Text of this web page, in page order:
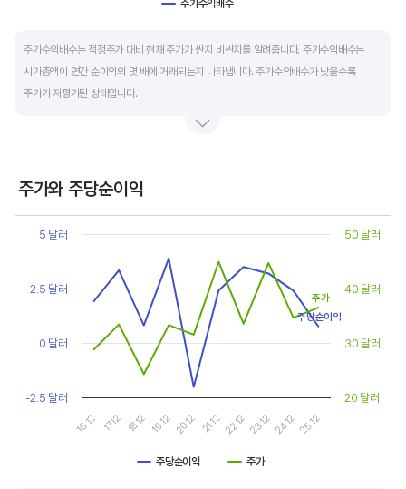
주가수익배수
주가수익배수는 적정주가 대비 현재 주가가 싼지 비싼지를 알려줍니다. 주가수익배수는
시가총액이 연간 순이익의 몇 배에 거래되는지 나타냅니다. 주가수익배수가 낮을수록
주가가 저평가된 상태입니다.
상대적으로 싸게 거래된다고 판단합니다.
높으면 주가수익배수도 높게 평가 받습니다. 이는 순이익 성장률이 높으면 주가도 크게
상승한다는 뜻입니다.
10년 간 장기적인 주가수익배수의 움직임과 최고, 최저점을 확인한 후, 현재 시점
주가수익배수와 비교해 주가가 싼지 비싼지를 평가하는게 좋습니다. 일반적으로 장기적인
주가수익배수의 평균 정도에 있으면 매수를 검토하고, 역사적인 최고점 수준에 있다면
이익이 더 성장할 수 있을지 더 꼼꼼히 살피고 유의해야 합니다.
주가와 주당순이익
Chart
Line chart with 2 lines.
The chart has 1 X axis displaying categories.
The chart has 2 Y axes displaying values, and values.
주당순이익 주가
16.12 17.12 18.12 19.12 20.12 21.12 22.12 23.12 24.12 25.12
-2.5 달러
0 달러
2.5 달러
5 달러
20 달러
30 달러
40 달러
50 달러
주당순이익
주가